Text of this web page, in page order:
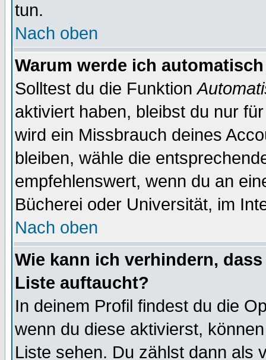
tun.
Nach oben
Warum werde ich
Solltest du die Funktion
aktiviert haben, bleibst du nur
wird ein Missbrauch deines
bleiben, wähle die
empfehlenswert, wenn du an
Bücherei oder Universität, im
Nach oben
Wie kann ich verhindern,
Liste auftaucht?
In deinem Profil findest du die
wenn du diese aktivierst,
Liste sehen. Du zählst dann als